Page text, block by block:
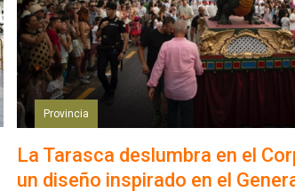
Provincia
La Tarasca deslumbra en el
un diseño inspirado en el